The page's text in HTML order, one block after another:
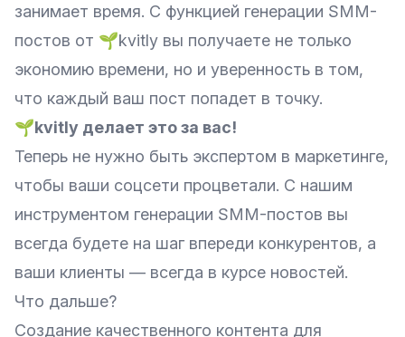
занимает время. С функцией генерации SMM-
постов от 🌱kvitly вы получаете не только
экономию времени, но и уверенность в том,
что каждый ваш пост попадет в точку.
🌱kvitly делает это за вас!
Теперь не нужно быть экспертом в маркетинге,
чтобы ваши соцсети процветали. С нашим
инструментом генерации SMM-постов вы
всегда будете на шаг впереди конкурентов, а
ваши клиенты — всегда в курсе новостей.
Что дальше?
Создание качественного контента для